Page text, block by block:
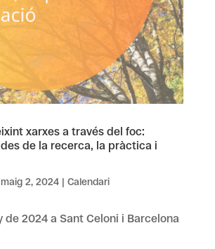
xarxes a través del foc:
de la recerca, la pràctica i
maig 2, 2024| Calendari
de 2024 a Sant Celoni i Barcelona